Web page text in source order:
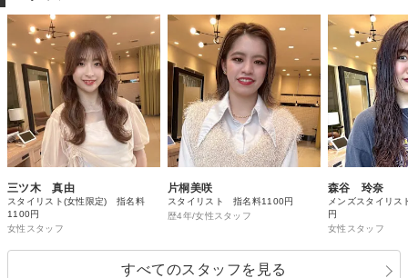
三ツ木 真由
スタイリスト(女性限定) 指名料
1100円
女性スタッフ
片桐美咲
スタイリスト 指名料1100円
歴4年/女性スタッフ
森谷 玲奈
メンズスタイリ
円
女性スタッフ
すべてのスタッフを見る